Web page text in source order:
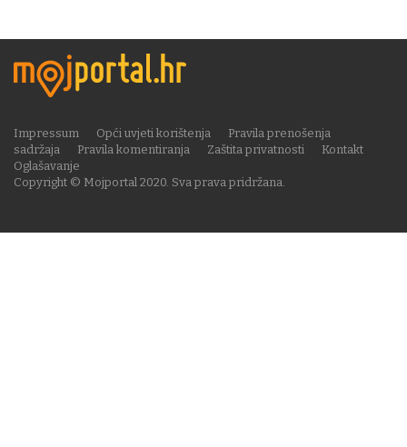
Copyright © Mojportal 2020. Sva prava pridržana.
Impressum Opći uvjeti korištenja
Pravila prenošenja
sadržaja
Pravila komentiranja Zaštita privatnosti
Kontakt
Oglašavanje